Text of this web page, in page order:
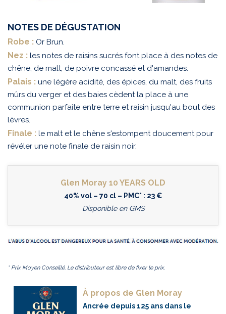
NOTES DE DÉGUSTATION
Robe : Or Brun.
Nez : les notes de raisins sucrés font place à des notes de
chêne, de malt, de poivre concassé et d'amandes.
Palais : une légère acidité, des épices, du malt, des fruits
mûrs du verger et des baies cèdent la place à une
communion parfaite entre terre et raisin jusqu'au bout des
lèvres.
Finale : le malt et le chêne s'estompent doucement pour
révéler une note finale de raisin noir.
Glen Moray 10 YEARS OLD
40% vol – 70 cl – PMC* : 23 €
Disponible en GMS
* Prix Moyen Conseillé. Le distributeur est libre de fixer le prix.
À propos de Glen Moray
Ancrée depuis 125 ans dans le